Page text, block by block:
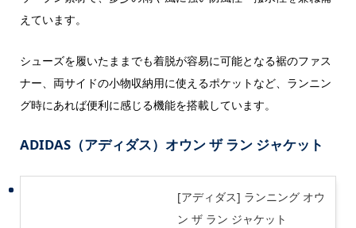
えています。
シューズを履いたままでも着脱が容易に可能となる裾のファス
ナー、両サイドの小物収納用に使えるポケットなど、ランニン
グ時にあれば便利に感じる機能を搭載しています。
ADIDAS（アディダス）オウン ザ ラン ジャケット
[アディダス] ランニング オウ
ン ザ ラン ジャケット